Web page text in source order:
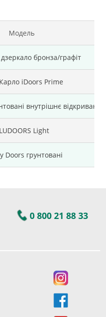
Модель
бронза/графіт
iDoors Prime
внутрішнє відкриваня
Light
Doors грунтовані
0 800 21 88 33